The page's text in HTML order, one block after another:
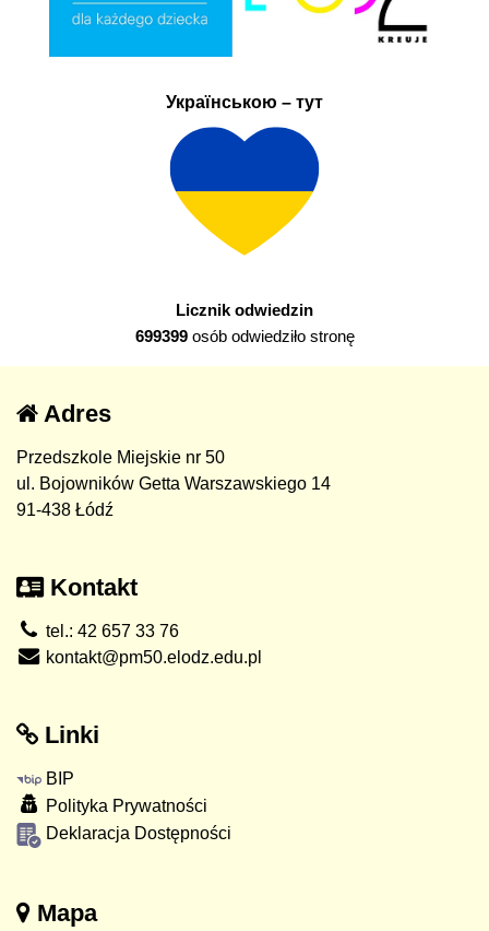
Українською – тут
Licznik odwiedzin
699399osób odwiedziło stronę
Adres
Przedszkole Miejskie nr 50
ul. Bojowników Getta Warszawskiego 14
91-438 Łódź
Kontakt
tel.: 42 657 33 76
kontakt@pm50.elodz.edu.pl
Linki
BIP
Polityka Prywatności
Deklaracja Dostępności
Mapa